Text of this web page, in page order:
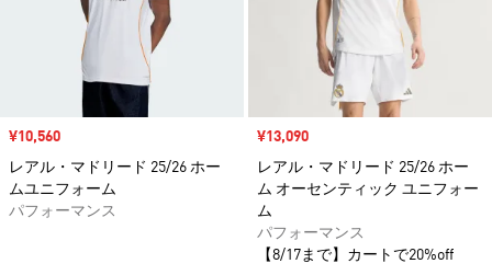
セール価格
¥10,560
レアル・マドリード 25/26 ホー
ムユニフォーム
パフォーマンス
セール価格
¥13,090
レアル・マドリード 25/26 ホー
ム オーセンティック ユニフォー
ム
パフォーマンス
【8/17まで】カートで20%off